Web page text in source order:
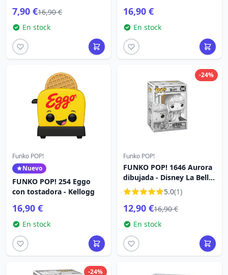
7,90 €16,90 €
En stock
16,90 €
En stock
Funko POP!
Nuevo
FUNKO POP! 254 Eggo
con tostadora - Kellogg
16,90 €
En stock
-24%
Funko POP!
FUNKO POP! 1646 Aurora
dibujada - Disney La Bella
Durmiente 5.0(1)
12,90 €16,90 €
En stock
-24%